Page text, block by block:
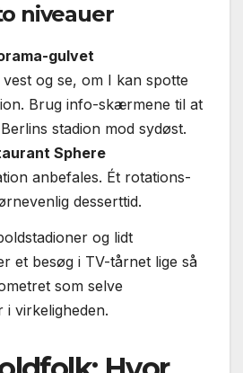
niveauer
gulvet
vest og se, om I kan spotte
Brug info-skærmene til at
stadion mod sydøst.
Sphere
anbefales. Ét rotations-
desserttid.
og lidt
et besøg i TV-tårnet lige så
som selve
virkeligheden.